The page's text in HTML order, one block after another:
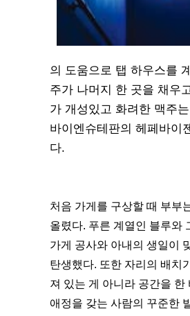
의 도움으로 탭 하우스를
주가 나머지 한 곳을 채우
가 개성있고 화려한 맥주
바이엔슈테판의 헤페바이
다.
처음 가게를 구상할 때 부부
올렸다. 푸른 계열인 블루와
가게 공사와 아내의 생일이
탄생했다. 또한 자리의 배치
져 있는 게 아니라 공간을 한
애정을 갖는 사람의 꾸준한